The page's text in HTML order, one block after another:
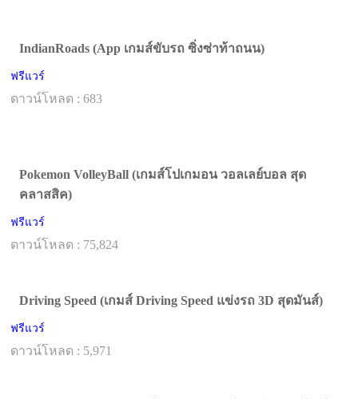
IndianRoads (App เกมส์ขับรถ ซิ่งซ่าท้าถนน)
ฟรีแวร์
ดาวน์โหลด : 683
Pokemon VolleyBall (เกมส์โปเกมอน วอลเลย์บอล สุด
คลาสสิค)
ฟรีแวร์
ดาวน์โหลด : 75,824
Driving Speed (เกมส์ Driving Speed แข่งรถ 3D สุดมันส์)
ฟรีแวร์
ดาวน์โหลด : 5,971